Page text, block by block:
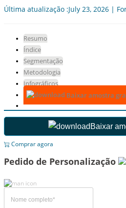
Última atualização :July 23, 2026 |
Resumo
Índice
Segmentação
Metodologia
Infográficos
Baixar amostra
Baixar
Comprar agora
Pedido de Personalização